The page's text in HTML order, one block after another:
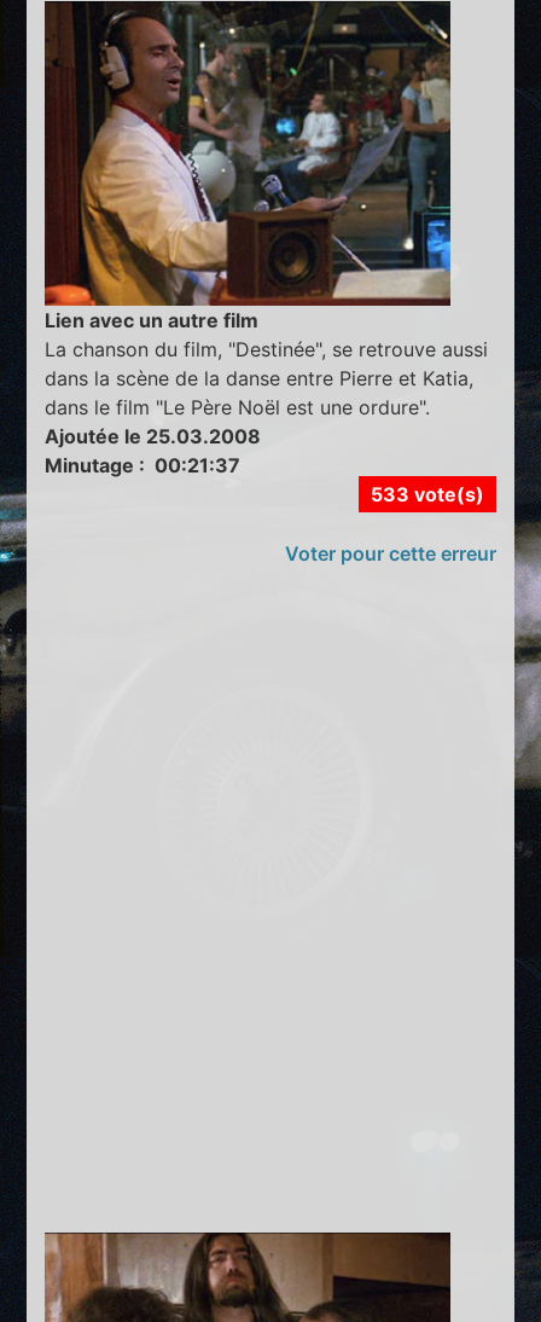
Lien avec un autre film
La chanson du film, "Destinée", se retrouve aussi
dans la scène de la danse entre Pierre et Katia,
dans le film "Le Père Noël est une ordure".
Ajoutée le 25.03.2008
Minutage : 00:21:37
533 vote(s)
Voter pour cette erreur